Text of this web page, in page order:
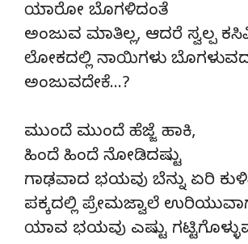
ಯಾರೋ ಬೊಗಳಿದಂತೆ
ಅಂಜುವ ಮಾತಿಲ್ಲ, ಆದರೆ ಸ್ವಲ್ಪ
ಲೋಕದಲ್ಲಿ ನಾಯಿಗಳು
ಅಂಜುವದೇಕೆ…?
ಮುಂದೆ ಮುಂದೆ ಹೆಜ್ಜೆ ಹಾಕಿ,
ಹಿಂದೆ ಹಿಂದೆ ನೋಡಿದಷ್ಟು
ಗಾಢವಾದ ಭಯವು ಬೆನ್ನು ಏರಿ
ಪಕ್ಕದಲ್ಲಿ ಪ್ರೇಮಜ್ವಾಲೆ
ಯಾವ ಭಯವು ಎಷ್ಟು